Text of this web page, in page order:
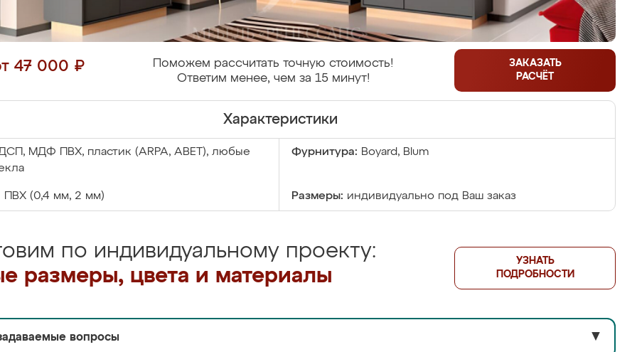
47 000 ₽
Поможем рассчитать точную стоимость!
Ответим менее, чем за 15 минут!
ЗАКАЗАТЬ
РАСЧЁТ
Характеристики
МДФ ПВХ, пластик (ARPA, ABET), любые
Фурнитура: Boyard, Blum
ПВХ (0,4 мм, 2 мм) Размеры: индивидуально под Ваш заказ
по индивидуальному проекту:
размеры, цвета и материалы
УЗНАТЬ
ПОДРОБНОСТИ
вопросы ▼